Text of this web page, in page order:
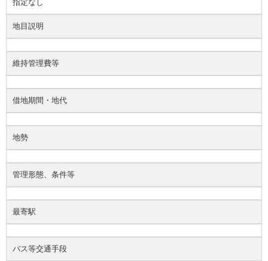
指定なし
地目説明
維持管理費等
借地期間・地代
地勢
管理形態、条件等
最寄駅
バス等交通手段